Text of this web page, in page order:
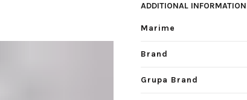
ADDITIONAL INFORMATION
Marime
Brand
Grupa Brand